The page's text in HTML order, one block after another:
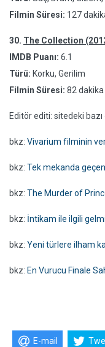
Filmin Süresi: 127
30. The Collection
IMDB Puanı: 6.1
Türü: Korku, Gerilim
Filmin Süresi: 82 dakika
Editör editi: sitedeki
bkz: Vivarium filminin
bkz: Tek mekanda
bkz: The Murder of
bkz: İntikam ile ilgili
bkz: Yeni türlere ilham
bkz: En Vurucu Finale
E-mail